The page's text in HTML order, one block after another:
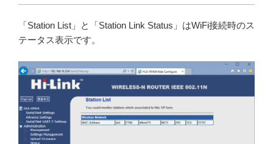
「Station List」と「Station Link Status」はWiFi接続時のス
テータス表示です。